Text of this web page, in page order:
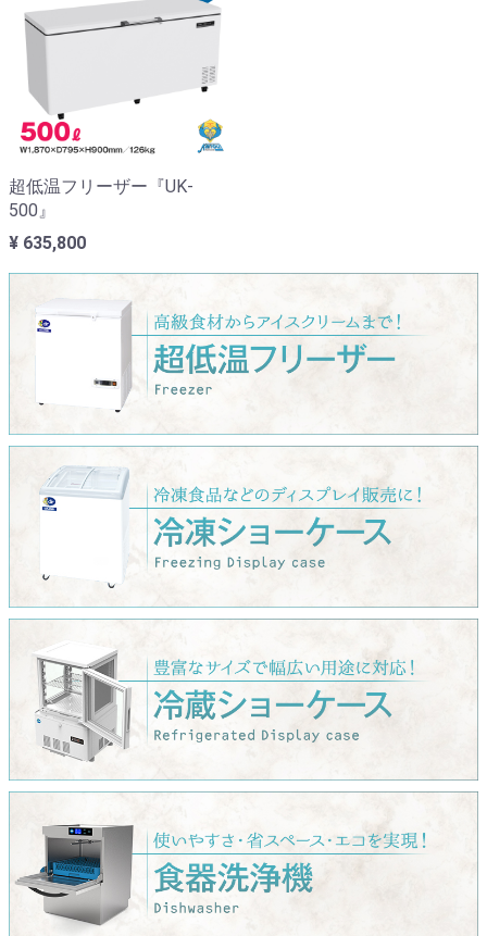
超低温フリーザー『UK-
500』
¥ 635,800